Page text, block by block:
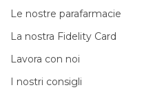
Le nostre parafarmacie
La nostra Fidelity Card
Lavora con noi
I nostri consigli